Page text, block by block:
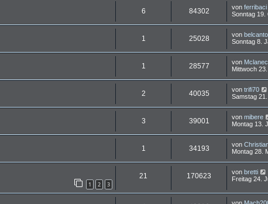
6 84302 von ferribaci
Sonntag 19.
1 25028 von
Sonntag 8.
1 28577 von
Mittwoch
2 40035 von trifi70
Samstag
3 39001 von mibere
Montag 13.
1 34193 von
Montag 28.
1 2 3
21 170623 von bretti
Freitag 24.